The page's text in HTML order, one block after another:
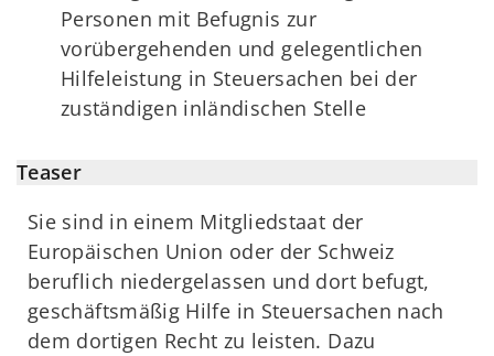
Personen mit Befugnis zur
vorübergehenden und gelegentlichen
Hilfeleistung in Steuersachen bei der
zuständigen inländischen Stelle
Teaser
Sie sind in einem Mitgliedstaat der
Europäischen Union oder der Schweiz
beruflich niedergelassen und dort befugt,
geschäftsmäßig Hilfe in Steuersachen nach
dem dortigen Recht zu leisten. Dazu